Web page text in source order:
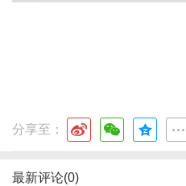
分享至：
最新评论(0)